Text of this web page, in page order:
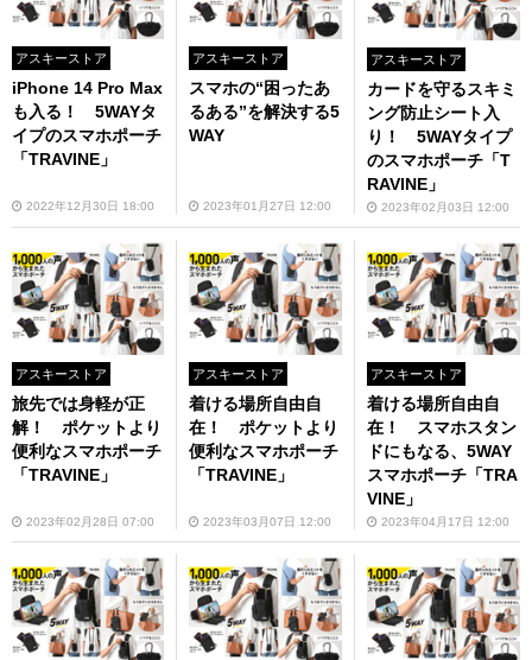
アスキーストア
iPhone 14 Pro Max
も入る！ 5WAYタ
イプのスマホポーチ
「TRAVINE」
2022年12月30日 18:00
アスキーストア
スマホの“困ったあ
るある”を解決する5
WAY
2023年01月27日 12:00
アスキーストア
カードを守るスキミ
ング防止シート入
り！ 5WAYタイプ
のスマホポーチ「T
RAVINE」
2023年02月03日 12:00
アスキーストア
旅先では身軽が正
解！ ポケットより
便利なスマホポーチ
「TRAVINE」
2023年02月28日 07:00
アスキーストア
着ける場所自由自
在！ ポケットより
便利なスマホポーチ
「TRAVINE」
2023年03月07日 12:00
アスキーストア
着ける場所自由自
在！ スマホスタン
ドにもなる、5WAY
スマホポーチ「TRA
VINE」
2023年04月17日 12:00